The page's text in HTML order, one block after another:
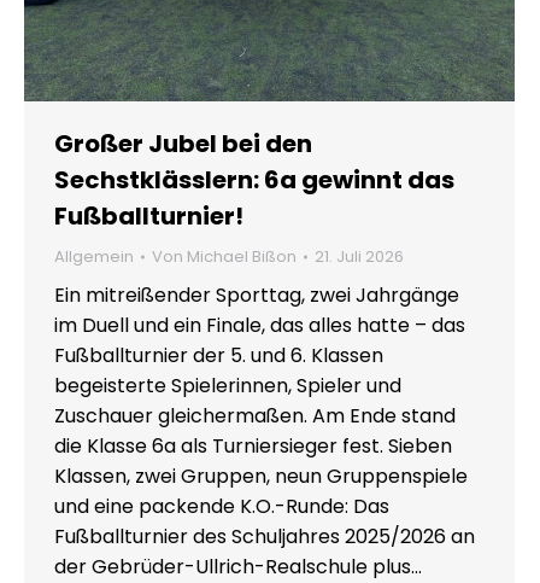
Großer Jubel bei den
Sechstklässlern: 6a gewinnt das
Fußballturnier!
Allgemein Von Michael Bißon 21. Juli 2026
Ein mitreißender Sporttag, zwei Jahrgänge
im Duell und ein Finale, das alles hatte – das
Fußballturnier der 5. und 6. Klassen
begeisterte Spielerinnen, Spieler und
Zuschauer gleichermaßen. Am Ende stand
die Klasse 6a als Turniersieger fest. Sieben
Klassen, zwei Gruppen, neun Gruppenspiele
und eine packende K.O.-Runde: Das
Fußballturnier des Schuljahres 2025/2026 an
der Gebrüder-Ullrich-Realschule plus…